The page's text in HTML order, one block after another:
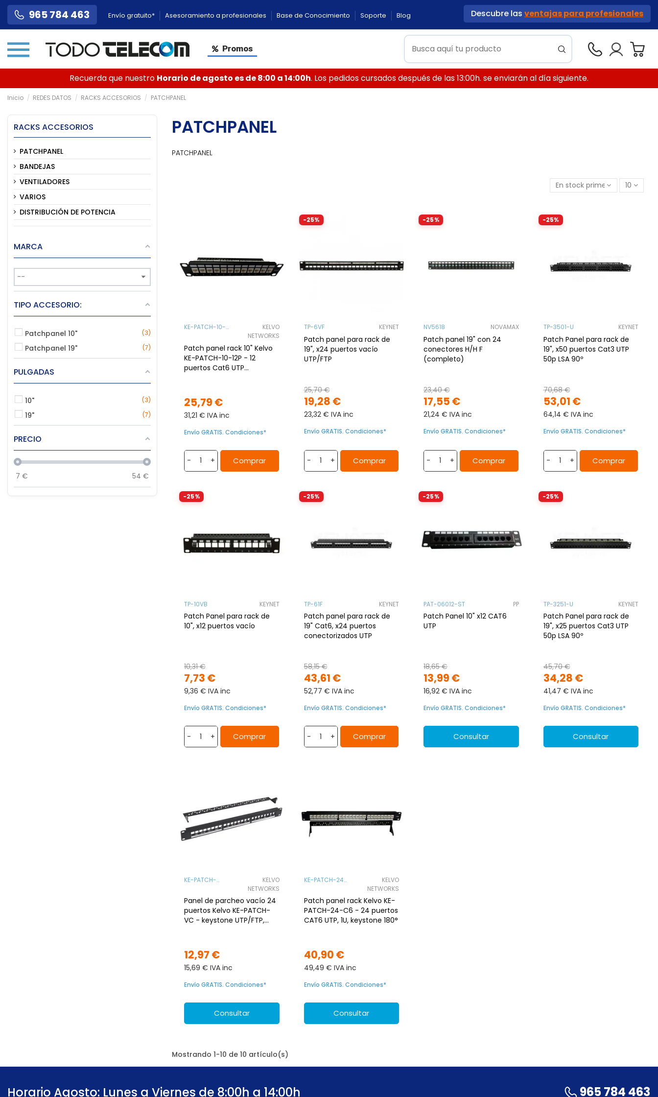
965 784 463 Envío gratuito* Asesoramiento a profesionales Base de Conocimiento Soporte Blog Descubre las ventajas para profesionales
Promos
Recuerda que nuestro Horario de agosto es de 8:00 a 14:00h. Los pedidos cursados después de las 13:00h. se enviarán al día siguiente.
Inicio REDES DATOS RACKS ACCESORIOS PATCHPANEL
PATCHPANEL
PATCHPANEL
En stock primero 10
KE-PATCH-10-
KELVO
NETWORKS
Patch panel rack 10" Kelvo
KE-PATCH-10-12P - 12
puertos Cat6 UTP
25,79 €
31,21 € IVA inc
Envío GRATIS. Condiciones*
- + Comprar
-25%
TP-6VF KEYNET
Patch panel para rack de
19", x24 puertos vacío
UTP/FTP
19,28 €
25,70 €
23,32 € IVA inc
Envío GRATIS. Condiciones*
- + Comprar
-25%
NV5618 NOVAMAX
Patch panel 19" con 24
conectores H/H F
(completo)
17,55 €
23,40 €
21,24 € IVA inc
Envío GRATIS. Condiciones*
- + Comprar
-25%
TP-3501-U KEYNET
Patch Panel para rack de
19", x50 puertos Cat3 UTP
50p LSA 90º
53,01 €
70,68 €
64,14 € IVA inc
Envío GRATIS. Condiciones*
- + Comprar
-25%
TP-10VB KEYNET
Patch Panel para rack de
10", x12 puertos vacío
7,73 €
10,31 €
9,36 € IVA inc
Envío GRATIS. Condiciones*
- + Comprar
-25%
TP-61F KEYNET
Patch panel para rack de
19" Cat6, x24 puertos
conectorizados UTP
43,61 €
58,15 €
52,77 € IVA inc
Envío GRATIS. Condiciones*
- + Comprar
-25%
PAT-06012-ST PP
Patch Panel 10" x12 CAT6
UTP
13,99 €
18,65 €
16,92 € IVA inc
Envío GRATIS. Condiciones*
Consultar
-25%
TP-3251-U KEYNET
Patch Panel para rack de
19", x25 puertos Cat3 UTP
50p LSA 90º
34,28 €
45,70 €
41,47 € IVA inc
Envío GRATIS. Condiciones*
Consultar
KE-PATCH-
KELVO
NETWORKS
Panel de parcheo vacío 24
puertos Kelvo KE-PATCH-
VC - keystone UTP/FTP,
12,97 €
15,69 € IVA inc
Envío GRATIS. Condiciones*
Consultar
KE-PATCH-24-
KELVO
NETWORKS
Patch panel rack Kelvo KE-
PATCH-24-C6 - 24 puertos
CAT6 UTP, 1U, keystone 180°
40,90 €
49,49 € IVA inc
Envío GRATIS. Condiciones*
Consultar
Mostrando 1-10 de 10 artículo(s)
RACKS ACCESORIOS
PATCHPANEL
BANDEJAS
VENTILADORES
VARIOS
DISTRIBUCIÓN DE POTENCIA
MARCA
TIPO ACCESORIO:
Patchpanel 10" 3
Patchpanel 19" 7
PULGADAS
10" 3
19" 7
PRECIO
7 € 54 €
Horario Agosto: Lunes a Viernes de 8:00h a 14:00h 965 784 463